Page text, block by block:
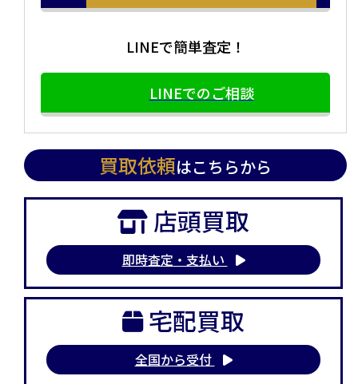
LINEで簡単査定！
LINEでのご相談
買取依頼はこちらから
店頭買取
即時査定・支払い
宅配買取
全国から受付